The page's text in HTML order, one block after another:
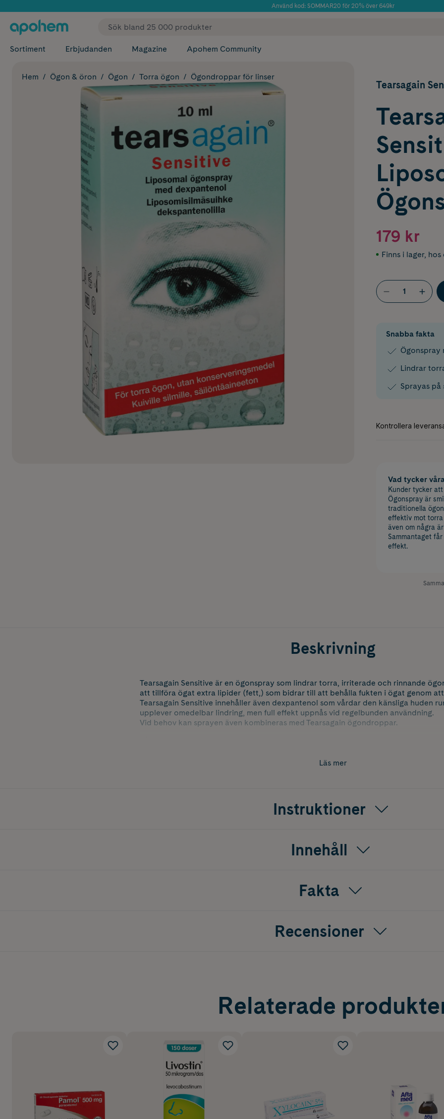
Använd kod: SOMMAR20 för 20% över 649kr
✓ Fri frakt
Sortiment Erbjudanden Magazine Apohem Community
Hem Ögon & öron Ögon Torra ögon Ögondroppar för linser
Tearsagain
179 kr
Finns i lager, hos
Snabba fakta
Ögonspray
Lindrar
Sprayas
Vad tycker
Kunder tycker
Ögonspray är
traditionella
effektiv mot
även om några
Sammantaget
effekt.
Beskrivning
Tearsagain Sensitive är en ögonspray som lindrar torra, irriterade och rinnande
att tillföra ögat extra lipider (fett,) som bidrar till att behålla fukten i ögat genom
Tearsagain Sensitive innehåller även dexpantenol som vårdar den känsliga huden
upplever omedelbar lindring, men full effekt uppnås vid regelbunden användning.
Vid behov kan sprayen även kombineras med Tearsagain ögondroppar.
vid ögonlockskanten. När man sedan blinkar, fördelas lipiderna över ögats yta och
Fri från konserveringsmedel. Öppnad förpackning hållbar i 6 mån.
Läs mer
Instruktioner
Innehåll
Fakta
Recensioner
Relaterade